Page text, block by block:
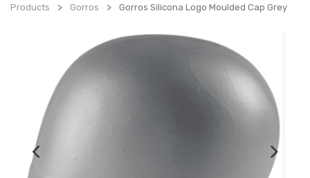
Products Gorros Gorros Silicona Logo Moulded Cap Grey